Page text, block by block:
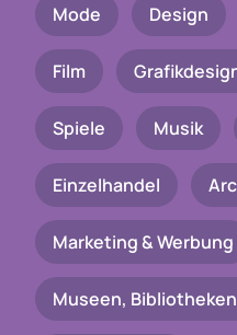
Mode Design
Film
Spiele Musik
Einzelhandel
Marketing & Werbung
Museen,